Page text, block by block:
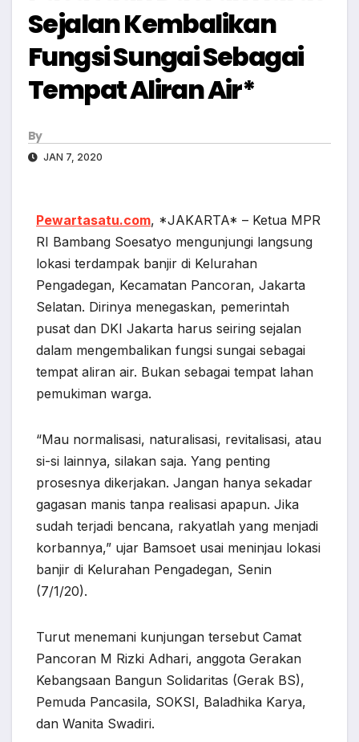
Sejalan Kembalikan
Fungsi Sungai Sebagai
Tempat Aliran Air*
By
JAN 7, 2020
Pewartasatu.com, *JAKARTA* – Ketua MPR
RI Bambang Soesatyo mengunjungi langsung
lokasi terdampak banjir di Kelurahan
Pengadegan, Kecamatan Pancoran, Jakarta
Selatan. Dirinya menegaskan, pemerintah
pusat dan DKI Jakarta harus seiring sejalan
dalam mengembalikan fungsi sungai sebagai
tempat aliran air. Bukan sebagai tempat lahan
pemukiman warga.
“Mau normalisasi, naturalisasi, revitalisasi, atau
si-si lainnya, silakan saja. Yang penting
prosesnya dikerjakan. Jangan hanya sekadar
gagasan manis tanpa realisasi apapun. Jika
sudah terjadi bencana, rakyatlah yang menjadi
korbannya,” ujar Bamsoet usai meninjau lokasi
banjir di Kelurahan Pengadegan, Senin
(7/1/20).
Turut menemani kunjungan tersebut Camat
Pancoran M Rizki Adhari, anggota Gerakan
Kebangsaan Bangun Solidaritas (Gerak BS),
Pemuda Pancasila, SOKSI, Baladhika Karya,
dan Wanita Swadiri.